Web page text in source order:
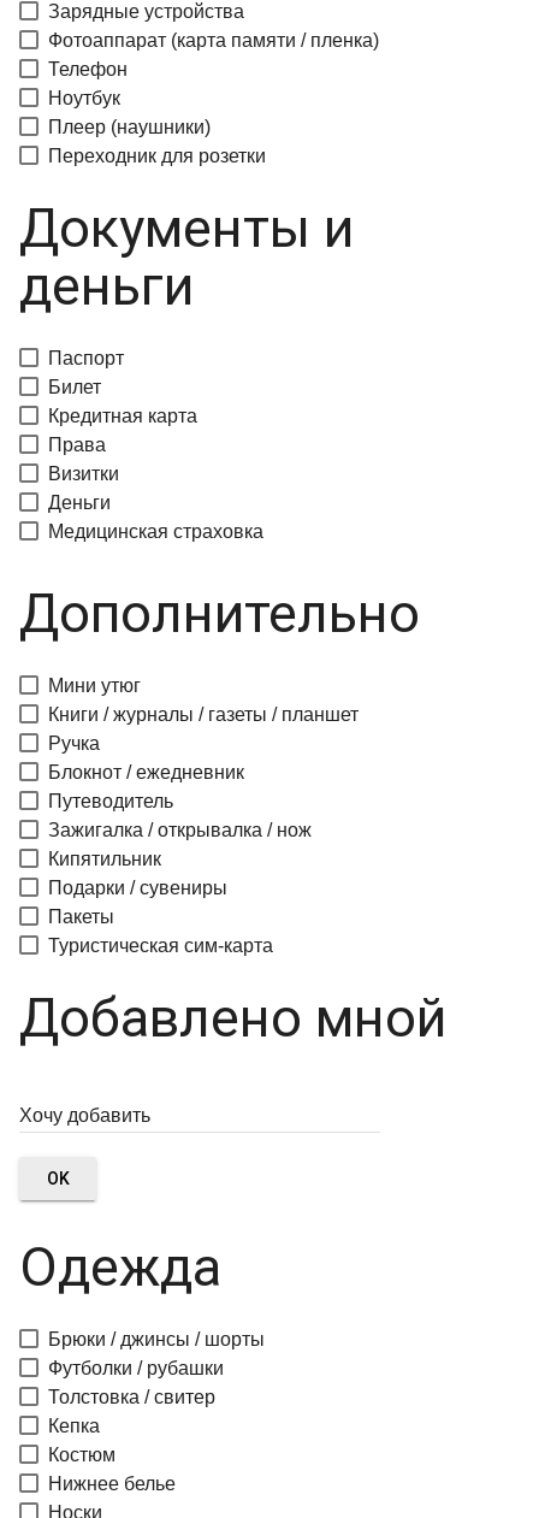
Зарядные устройства
Фотоаппарат (карта памяти / пленка)
Телефон
Ноутбук
Плеер (наушники)
Переходник для розетки
Документы и
деньги
Паспорт
Билет
Кредитная карта
Права
Визитки
Деньги
Медицинская страховка
Дополнительно
Мини утюг
Книги / журналы / газеты / планшет
Ручка
Блокнот / ежедневник
Путеводитель
Зажигалка / открывалка / нож
Кипятильник
Подарки / сувениры
Пакеты
Туристическая сим-карта
Добавлено мной
OK
Одежда
Брюки / джинсы / шорты
Футболки / рубашки
Толстовка / свитер
Кепка
Костюм
Нижнее белье
Носки